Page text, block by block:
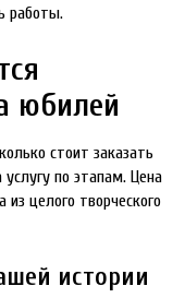
работы.
юбилей
стоит заказать
по этапам. Цена
целого творческого
истории